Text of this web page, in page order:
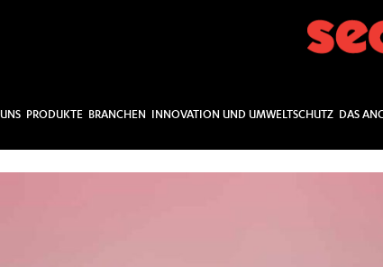
PRODUKTE BRANCHEN INNOVATION UND UMWELTSCHUTZ DAS